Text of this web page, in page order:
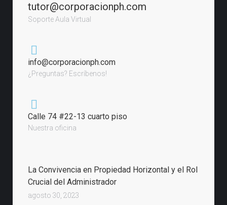
tutor@corporacionph.com
Soporte Aula Virtual
info@corporacionph.com
¿Preguntas? Escríbenos!
Calle 74 #22-13 cuarto piso
Nuestra oficina
La Convivencia en Propiedad Horizontal y el Rol
Crucial del Administrador
agosto 30, 2023